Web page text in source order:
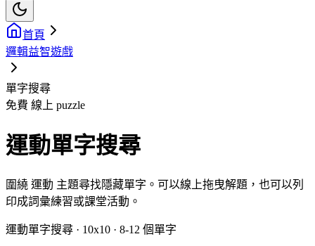
首頁
邏輯益智遊戲
單字搜尋
免費 線上 puzzle
運動單字搜尋
圍繞 運動 主題尋找隱藏單字。可以線上拖曳解題，也可以列
印成詞彙練習或課堂活動。
運動單字搜尋 · 10x10 · 8-12 個單字